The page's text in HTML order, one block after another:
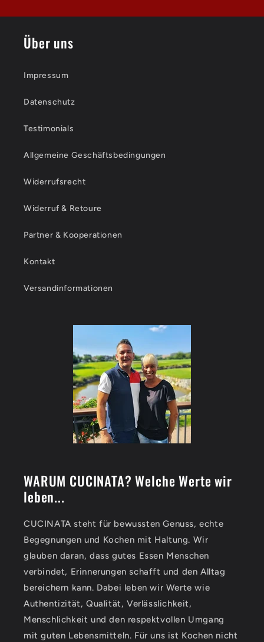
Über uns
Impressum
Datenschutz
Testimonials
Allgemeine Geschäftsbedingungen
Widerrufsrecht
Widerruf & Retoure
Partner & Kooperationen
Kontakt
Versandinformationen
WARUM CUCINATA? Welche Werte wir
leben...
CUCINATA steht für bewussten Genuss, echte
Begegnungen und Kochen mit Haltung. Wir
glauben daran, dass gutes Essen Menschen
verbindet, Erinnerungen schafft und den Alltag
bereichern kann. Dabei leben wir Werte wie
Authentizität, Qualität, Verlässlichkeit,
Menschlichkeit und den respektvollen Umgang
mit guten Lebensmitteln. Für uns ist Kochen nicht